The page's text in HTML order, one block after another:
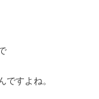
すよね。